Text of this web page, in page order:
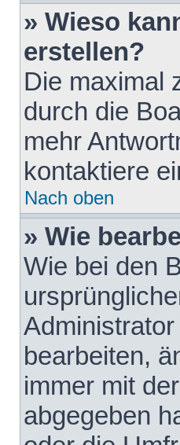
» Wieso
erstellen?
Die maximal
durch die
mehr
kontaktiere
Nach oben
» Wie
Wie bei den
bearbeiten,
immer mit
abgegeben